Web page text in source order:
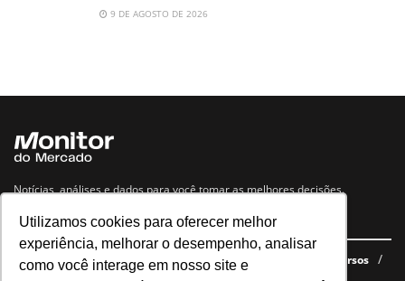
Utilizamos cookies para oferecer melhor
experiência, melhorar o desempenho, analisar
como você interage em nosso site e
9 DE AGOSTO DE 2026
Notícias, análises e dados para você tomar as melhores decisões.
Navegue no site
Últimas notícias Quem somos E-books gratuitos
Cursos